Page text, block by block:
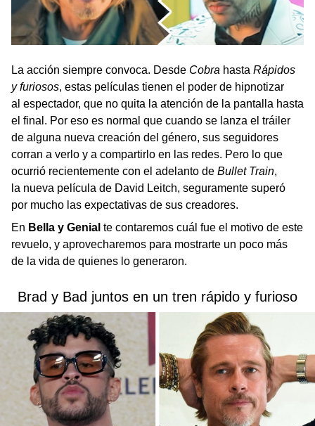
La acción siempre convoca. Desde Cobra hasta Rápidos
y furiosos, estas películas tienen el poder de hipnotizar
al espectador, que no quita la atención de la pantalla hasta
el final. Por eso es normal que cuando se lanza el tráiler
de alguna nueva creación del género, sus seguidores
corran a verlo y a compartirlo en las redes. Pero lo que
ocurrió recientemente con el adelanto de Bullet Train,
la nueva película de David Leitch, seguramente superó
por mucho las expectativas de sus creadores.
En Bella y Genial te contaremos cuál fue el motivo de este
revuelo, y aprovecharemos para mostrarte un poco más
de la vida de quienes lo generaron.
Brad y Bad juntos en un tren rápido y furioso